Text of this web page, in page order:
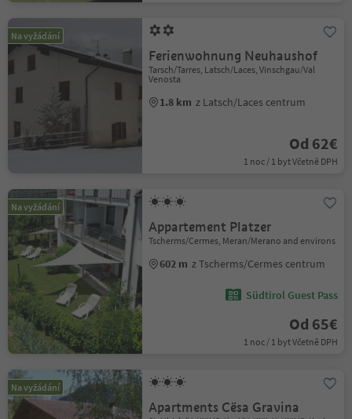
Na vyžádání
Ferienwohnung Neuhaushof
Tarsch/Tarres, Latsch/Laces, Vinschgau/Val
Venosta
1.8 km z Latsch/Laces centrum
Od 62€
1 noc / 1 byt Včetně DPH
Na vyžádání
Appartement Platzer
Tscherms/Cermes, Meran/Merano and environs
602 m z Tscherms/Cermes centrum
Südtirol Guest Pass
Od 65€
1 noc / 1 byt Včetně DPH
Na vyžádání
Apartments Cësa Gravina